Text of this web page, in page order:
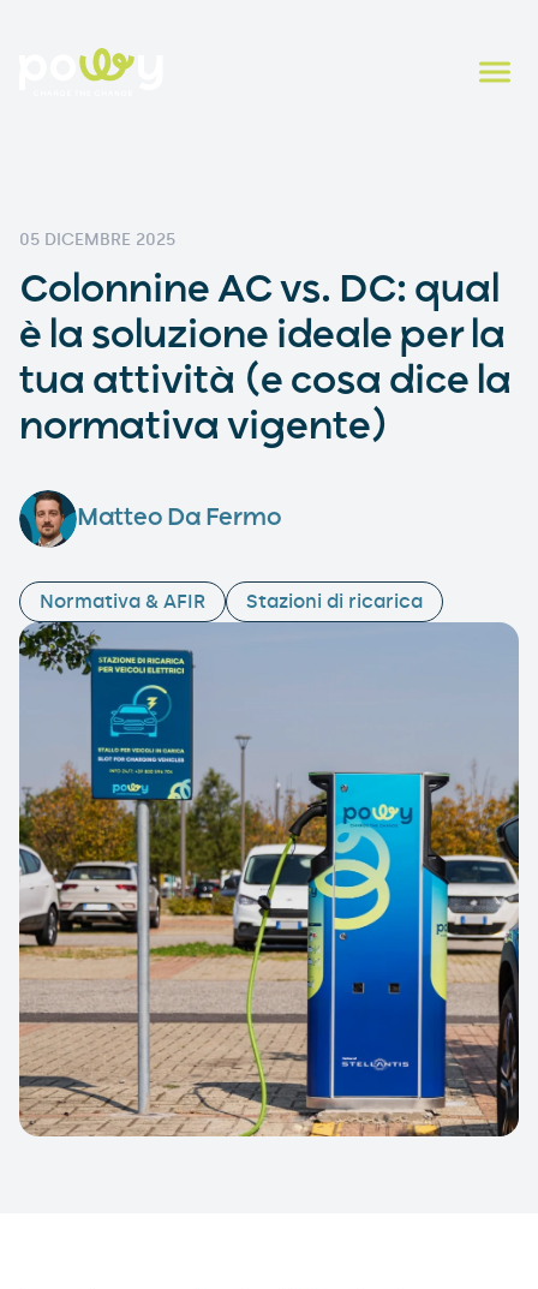
05 DICEMBRE 2025
Colonnine AC vs. DC: qual
è la soluzione ideale per la
tua attività (e cosa dice la
normativa vigente)
Matteo Da Fermo
Normativa & AFIR Stazioni di ricarica